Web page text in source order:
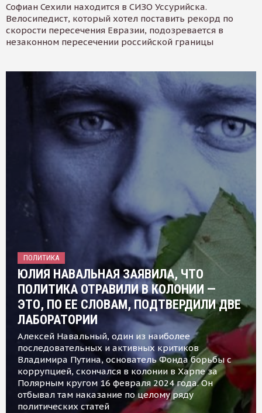
Софиан Сехили находится в СИЗО Уссурийска.
Велосипедист, который хотел поставить рекорд по
скорости пересечения Евразии, подозревается в
незаконном пересечении российской границы
ПОЛИТИКА
ЮЛИЯ НАВАЛЬНАЯ ЗАЯВИЛА, ЧТО
ПОЛИТИКА ОТРАВИЛИ В КОЛОНИИ —
ЭТО, ПО ЕЕ СЛОВАМ, ПОДТВЕРДИЛИ ДВЕ
ЛАБОРАТОРИИ
Алексей Навальный, один из наиболее
последовательных и активных критиков
Владимира Путина, основатель Фонда борьбы с
коррупцией, скончался в колонии в Харпе за
Полярным кругом 16 февраля 2024 года. Он
отбывал там наказание по целому ряду
политических статей